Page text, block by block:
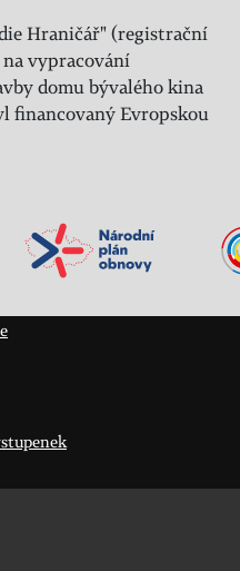
Hraničář" (registrační
vypracování
domu bývalého kina
financovaný Evropskou